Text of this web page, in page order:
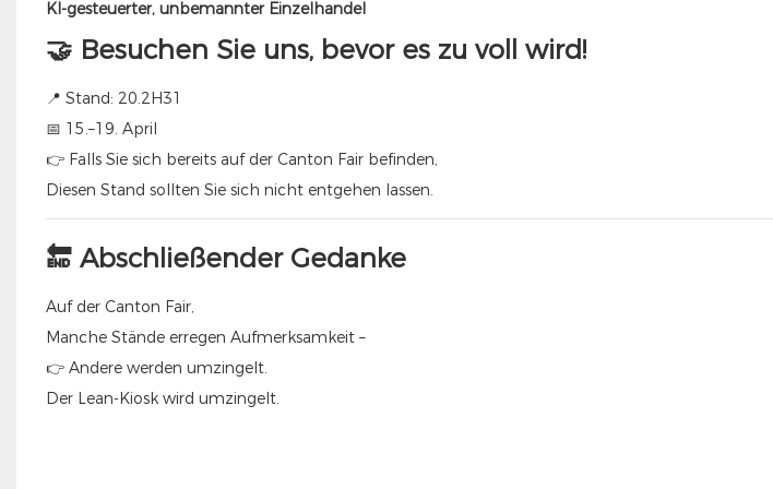
KI-gesteuerter, unbemannter Einzelhandel
🤝 Besuchen Sie uns, bevor es zu voll wird!
📍 Stand: 20.2H31
📅 15.–19. April
👉 Falls Sie sich bereits auf der Canton Fair befinden,
Diesen Stand sollten Sie sich nicht entgehen lassen.
🔚 Abschließender Gedanke
Auf der Canton Fair,
Manche Stände erregen Aufmerksamkeit –
👉 Andere werden umzingelt.
Der Lean-Kiosk wird umzingelt.